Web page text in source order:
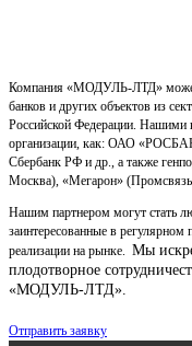
Компания «МОДУЛЬ-ЛТД» может
банков и других объектов из
Российской Федерации. Нашими
организации, как: ОАО
Сбербанк РФ и др., а также
Москва), «Мегарон»
Нашим партнером могут стать
заинтересованные в
реализации на рынке. Мы
плодотворное
«МОДУЛЬ-ЛТД».
Отправить заявку